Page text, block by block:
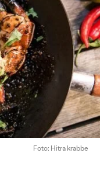
Foto: Hitra krabbe